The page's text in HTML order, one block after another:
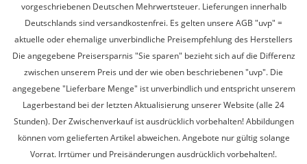
vorgeschriebenen Deutschen Mehrwertsteuer. Lieferungen innerhalb
Deutschlands sind versandkostenfrei. Es gelten unsere AGB "uvp" =
aktuelle oder ehemalige unverbindliche Preisempfehlung des Herstellers
Die angegebene Preisersparnis "Sie sparen" bezieht sich auf die Differenz
zwischen unserem Preis und der wie oben beschriebenen "uvp". Die
angegebene "Lieferbare Menge" ist unverbindlich und entspricht unserem
Lagerbestand bei der letzten Aktualisierung unserer Website (alle 24
Stunden). Der Zwischenverkauf ist ausdrücklich vorbehalten! Abbildungen
können vom gelieferten Artikel abweichen. Angebote nur gültig solange
Vorrat. Irrtümer und Preisänderungen ausdrücklich vorbehalten!.